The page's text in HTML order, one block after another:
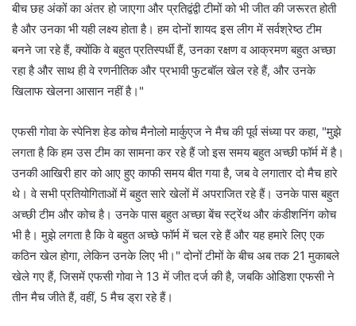
बीच छह अंकों का अंतर हो जाएगा और प्रतिद्वंद्वी टीमों को भी जीत की जरूरत होती
है और उनका भी यही लक्ष्य होता है। हम दोनों शायद इस लीग में सर्वश्रेष्ठ टीम
बनने जा रहे हैं, क्योंकि वे बहुत प्रतिस्पर्धी हैं, उनका रक्षण व आक्रमण बहुत अच्छा
रहा है और साथ ही वे रणनीतिक और प्रभावी फुटबॉल खेल रहे हैं, और उनके
खिलाफ खेलना आसान नहीं है।"
एफसी गोवा के स्पेनिश हेड कोच मैनोलो मार्कुएज ने मैच की पूर्व संध्या पर कहा, "मुझे
लगता है कि हम उस टीम का सामना कर रहे हैं जो इस समय बहुत अच्छी फॉर्म में है।
उनकी आखिरी हार को आए हुए काफी समय बीत गया है, जब वे लगातार दो मैच हारे
थे। वे सभी प्रतियोगिताओं में बहुत सारे खेलों में अपराजित रहे हैं। उनके पास बहुत
अच्छी टीम और कोच है। उनके पास बहुत अच्छा बेंच स्ट्रेंथ और कंडीशनिंग कोच
भी है। मुझे लगता है कि वे बहुत अच्छे फॉर्म में चल रहे हैं और यह हमारे लिए एक
कठिन खेल होगा, लेकिन उनके लिए भी।" दोनों टीमों के बीच अब तक 21 मुकाबले
खेले गए हैं, जिसमें एफसी गोवा ने 13 में जीत दर्ज की है, जबकि ओडिशा एफसी ने
तीन मैच जीते हैं, वहीं, 5 मैच ड्रा रहे हैं।